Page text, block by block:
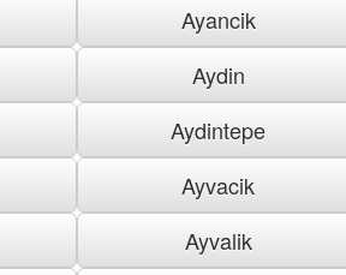
Ayancik
Aydin
Aydintepe
Ayvacik
Ayvalik